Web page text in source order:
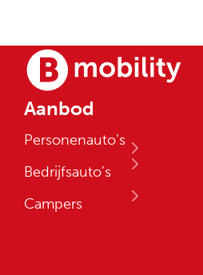
Aanbod
Personenauto’s
Bedrijfsauto’s
Campers